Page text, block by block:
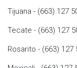
Tijuana - (663) 127
Tecate - (663) 127
Rosarito - (663) 127